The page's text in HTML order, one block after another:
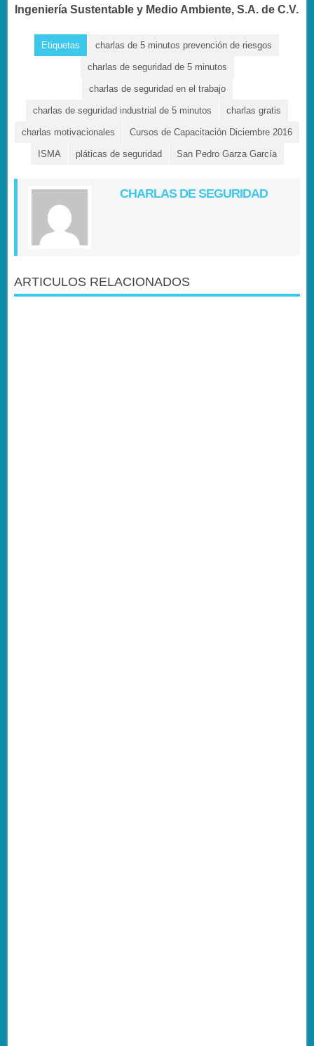
Ingeniería Sustentable y Medio Ambiente, S.A. de C.V.
Etiquetas charlas de 5 minutos prevención de riesgos
charlas de seguridad de 5 minutos
charlas de seguridad en el trabajo
charlas de seguridad industrial de 5 minutos charlas gratis
charlas motivacionales Cursos de Capacitación Diciembre 2016
ISMA pláticas de seguridad San Pedro Garza García
CHARLAS DE SEGURIDAD
ARTICULOS RELACIONADOS